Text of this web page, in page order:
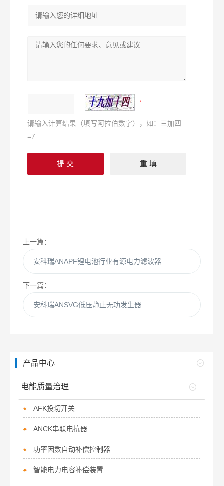
请输入计算结果（填写阿拉伯数字），如：三加四
=7
上一篇：
安科瑞ANAPF锂电池行业有源电力滤波器
下一篇：
安科瑞ANSVG低压静止无功发生器
产品中心
电能质量治理
AFK投切开关
ANCK串联电抗器
功率因数自动补偿控制器
智能电力电容补偿装置